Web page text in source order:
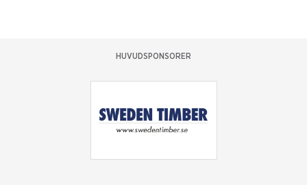
HUVUDSPONSORER